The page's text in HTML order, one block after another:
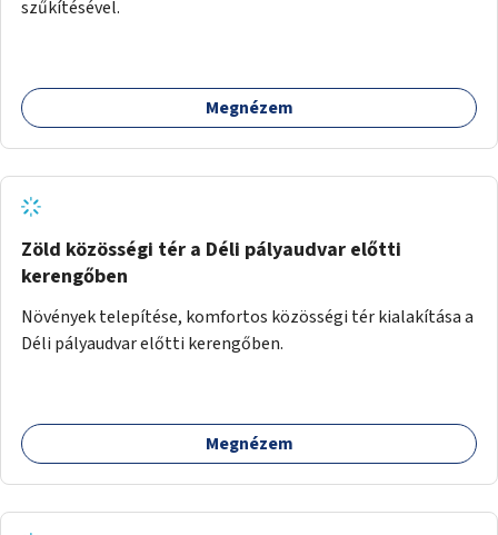
szűkítésével.
Megnézem
Zöld közösségi tér a Déli pályaudvar előtti
kerengőben
Növények telepítése, komfortos közösségi tér kialakítása a
Déli pályaudvar előtti kerengőben.
Megnézem